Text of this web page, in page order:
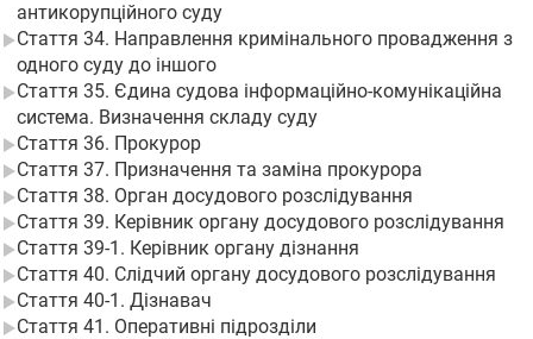
антикорупційного суду
Стаття 34. Направлення кримінального провадження з
одного суду до іншого
Стаття 35. Єдина судова інформаційно-комунікаційна
система. Визначення складу суду
Стаття 36. Прокурор
Стаття 37. Призначення та заміна прокурора
Стаття 38. Орган досудового розслідування
Стаття 39. Керівник органу досудового розслідування
Стаття 39-1. Керівник органу дізнання
Стаття 40. Слідчий органу досудового розслідування
Стаття 40-1. Дізнавач
Стаття 41. Оперативні підрозділи